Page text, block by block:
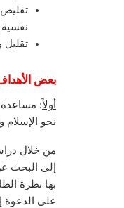
نفسية
تقليل
بعض
أولاً: مساعدة
نحو الإسلام
من خلال
إلى البحث
بها نظرة
على الدعوة